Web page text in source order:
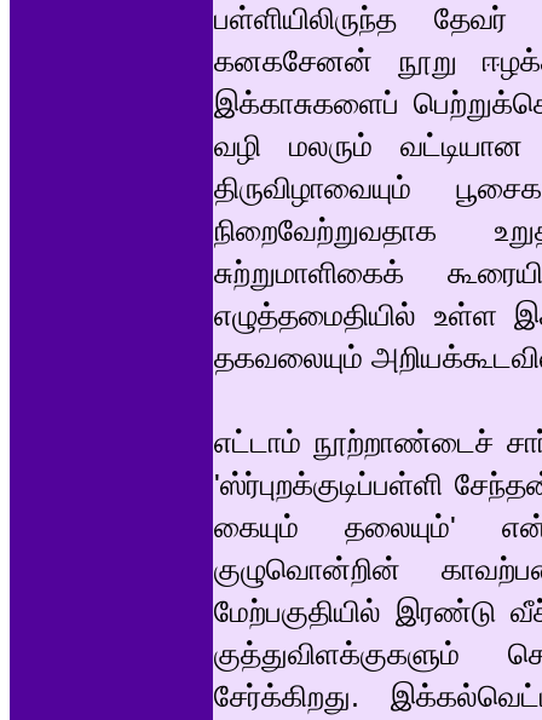
பள்ளியிலிருந்த
கனகசேனன் நூறு
இக்காசுகளைப்
வழி மலரும்
திருவிழாவையும்
நிறைவேற்றுவதாக
சுற்றுமாளிகைக்
எழுத்தமைதியில் உள்ள
தகவலையும்
எட்டாம் நூற்றாண்டைச்
'ஸ்ர்புறக்குடிப்பள்ளி
கையும் தலையும்'
குழுவொன்றின்
மேற்பகுதியில் இரண்டு
குத்துவிளக்குகளும்
சேர்க்கிறது.